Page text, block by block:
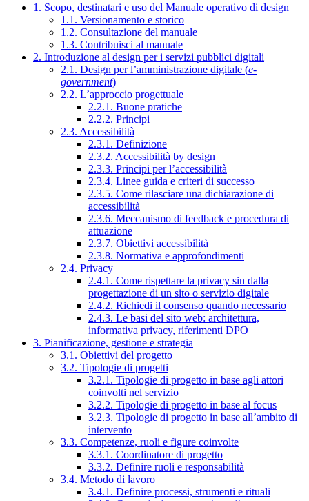
1. Scopo, destinatari e uso del Manuale operativo di design
1.1. Versionamento e storico
1.2. Consultazione del manuale
1.3. Contribuisci al manuale
2. Introduzione al design per i servizi pubblici digitali
2.1. Design per l’amministrazione digitale (e-
government)
2.2. L’approccio progettuale
2.2.1. Buone pratiche
2.2.2. Principi
2.3. Accessibilità
2.3.1. Definizione
2.3.2. Accessibilità by design
2.3.3. Principi per l’accessibilità
2.3.4. Linee guida e criteri di successo
2.3.5. Come rilasciare una dichiarazione di
accessibilità
2.3.6. Meccanismo di feedback e procedura di
attuazione
2.3.7. Obiettivi accessibilità
2.3.8. Normativa e approfondimenti
2.4. Privacy
2.4.1. Come rispettare la privacy sin dalla
progettazione di un sito o servizio digitale
2.4.2. Richiedi il consenso quando necessario
2.4.3. Le basi del sito web: architettura,
informativa privacy, riferimenti DPO
3. Pianificazione, gestione e strategia
3.1. Obiettivi del progetto
3.2. Tipologie di progetti
3.2.1. Tipologie di progetto in base agli attori
coinvolti nel servizio
3.2.2. Tipologie di progetto in base al focus
3.2.3. Tipologie di progetto in base all’ambito di
intervento
3.3. Competenze, ruoli e figure coinvolte
3.3.1. Coordinatore di progetto
3.3.2. Definire ruoli e responsabilità
3.4. Metodo di lavoro
3.4.1. Definire processi, strumenti e rituali